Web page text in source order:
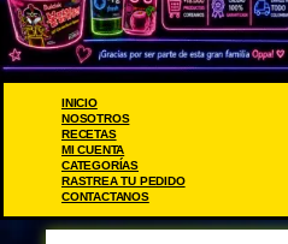
INICIO
NOSOTROS
RECETAS
MI CUENTA
CATEGORÍAS
RASTREA TU PEDIDO
CONTACTANOS